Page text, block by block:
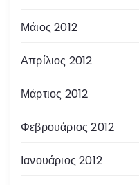
Μάιος 2012
Απρίλιος 2012
Μάρτιος 2012
Φεβρουάριος 2012
Ιανουάριος 2012